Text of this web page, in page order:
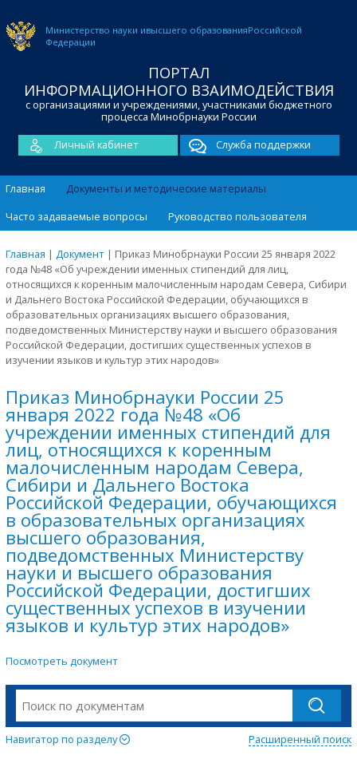
Министерство науки ивысшего образованияРоссийской
Федерации
ПОРТАЛ
ИНФОРМАЦИОННОГО ВЗАИМОДЕЙСТВИЯ
с организациями и учреждениями, участниками бюджетного
процесса Минобрнауки России
Личный кабинет
Служба поддержки
Главная
Документы и методические материалы
Часто задаваемые вопросы
Руководство пользователя
Главная | Документ | Приказ Минобрнауки России 25 января 2022
года №48 «Об учреждении именных стипендий для лиц,
относящихся к коренным малочисленным народам Севера, Сибири
и Дальнего Востока Российской Федерации, обучающихся в
образовательных организациях высшего образования,
подведомственных Министерству науки и высшего образования
Российской Федерации, достигших существенных успехов в
изучении языков и культур этих народов»
Приказ Минобрнауки России 25
января 2022 года №48 «Об
учреждении именных стипендий для
лиц, относящихся к коренным
малочисленным народам Севера,
Сибири и Дальнего Востока
Российской Федерации, обучающихся
в образовательных организациях
высшего образования,
подведомственных Министерству
науки и высшего образования
Российской Федерации, достигших
существенных успехов в изучении
языков и культур этих народов»
Посмотреть документ
Навигатор по разделу Расширенный поиск